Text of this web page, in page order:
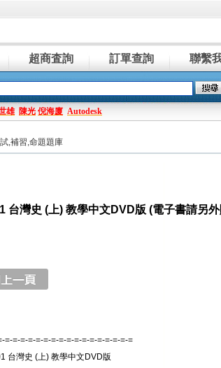
超商査詢 訂單查詢 聯繫
雄 陳光 倪海廈 Autodesk
,補習,命題題庫
台灣史 (上) 教學中文DVD版 (電子書請另
=-=-=-=-=-=-=-=-=-=-=-=-=-=-=-=-=
台灣史 (上) 教學中文DVD版